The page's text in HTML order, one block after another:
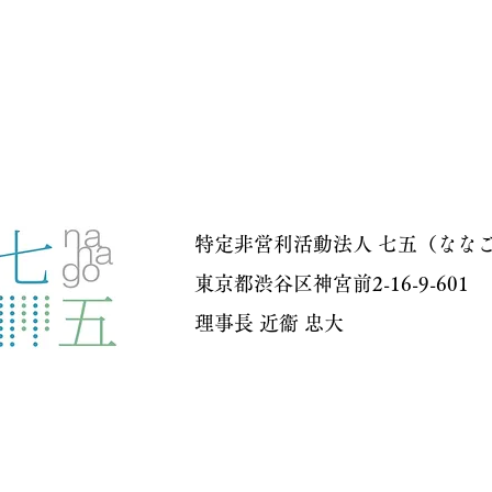
特定非営利活動法人 七五（なな
東京都渋谷区神宮前2-16-9-601
​理事長 近衞 忠大